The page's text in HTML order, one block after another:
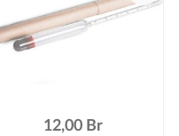
12,00 Br